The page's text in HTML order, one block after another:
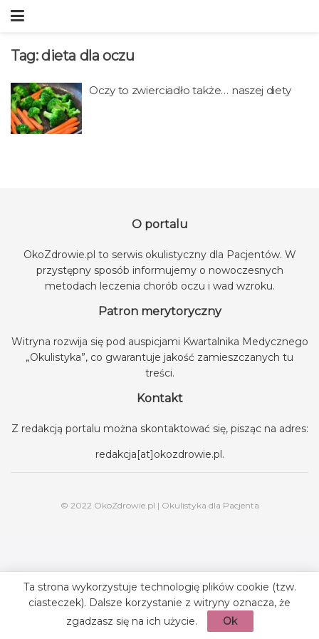
Tag:dieta dla oczu
Oczy to zwierciadło także… naszej diety
O portalu
OkoZdrowie.pl to serwis okulistyczny dla Pacjentów. W
przystępny sposób informujemy o nowoczesnych
metodach leczenia chorób oczu i wad wzroku.
Patron merytoryczny
Witryna rozwija się pod auspicjami Kwartalnika Medycznego
„Okulistyka”, co gwarantuje jakość zamieszczanych tu
treści.
Kontakt
Z redakcją portalu można skontaktować się, pisząc na adres:
redakcja[at]okozdrowie.pl.
© 2022 OkoZdrowie.pl | Okulistyka dla Pacjenta
Ta strona wykorzystuje technologię plików cookie (tzw.
ciasteczek). Dalsze korzystanie z witryny oznacza, że
zgadzasz się na ich użycie.
Ok